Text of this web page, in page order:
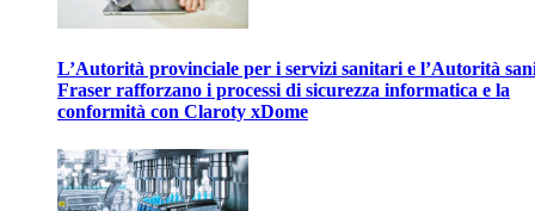
L’Autorità provinciale per i servizi sanitari e l’Autorità
Fraser rafforzano i processi di sicurezza informatica e la
conformità con Claroty xDome